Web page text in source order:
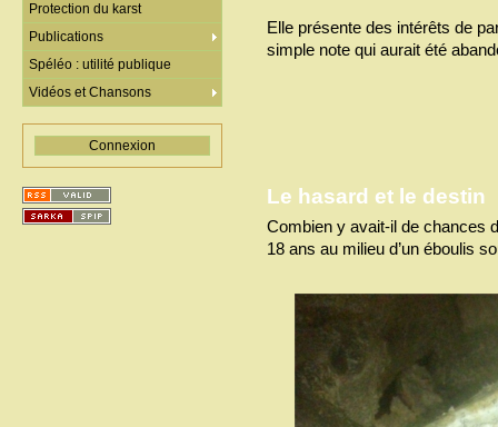
Elle présente des intérêts de
simple note qui aurait été
Le hasard et le destin
Combien y avait-il de chances
18 ans au milieu d’un éboulis
Protection du karst
Publications
Spéléo : utilité publique
Vidéos et Chansons
Connexion